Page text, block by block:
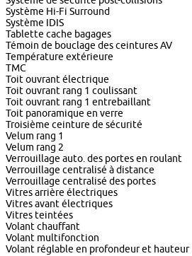
Système Hi-Fi Surround
Système IDIS
Tablette cache bagages
Témoin de bouclage des ceintures AV
Température extérieure
TMC
Toit ouvrant électrique
Toit ouvrant rang 1 coulissant
Toit ouvrant rang 1 entrebaillant
Toit panoramique en verre
Troisième ceinture de sécurité
Velum rang 1
Velum rang 2
Verrouillage auto. des portes en roulant
Verrouillage centralisé à distance
Verrouillage centralisé des portes
Vitres arrière électriques
Vitres avant électriques
Vitres teintées
Volant chauffant
Volant multifonction
Volant réglable en profondeur et hauteur